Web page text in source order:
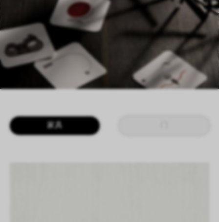
案例
下载专区
SHAPING SURFACES
家具